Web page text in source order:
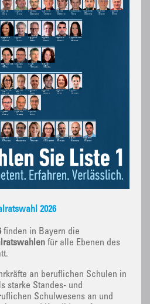
2026
finden in Bayern die
für alle Ebenen des
an beruflichen Schulen in
starke Standes- und
Schulwesens an und